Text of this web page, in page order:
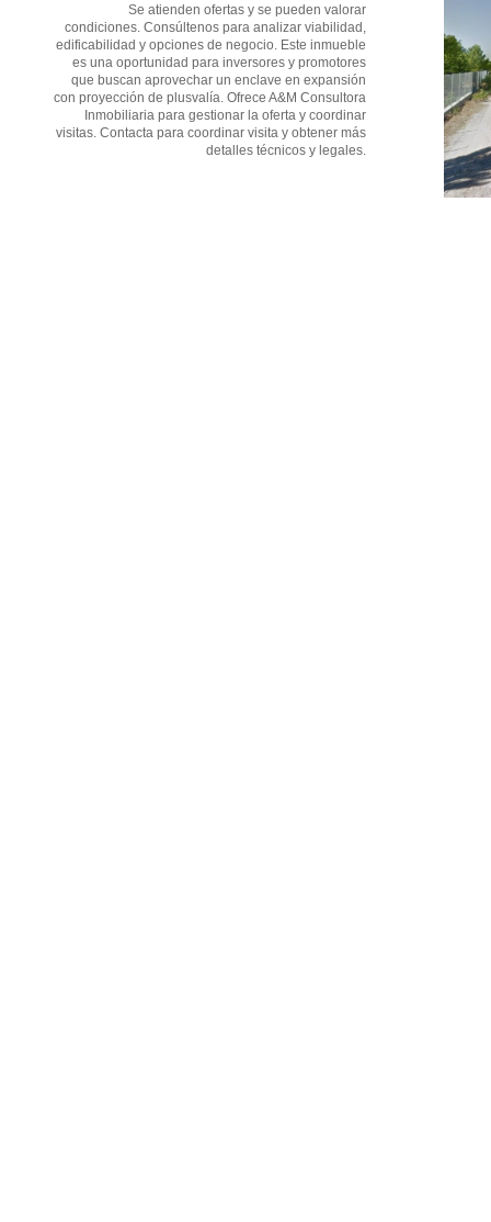
Se atienden ofertas y se pueden valorar
condiciones. Consúltenos para analizar viabilidad,
edificabilidad y opciones de negocio. Este inmueble
es una oportunidad para inversores y promotores
que buscan aprovechar un enclave en expansión
con proyección de plusvalía. Ofrece A&M Consultora
Inmobiliaria para gestionar la oferta y coordinar
visitas. Contacta para coordinar visita y obtener más
detalles técnicos y legales.